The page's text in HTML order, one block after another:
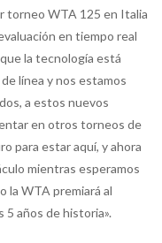
torneo WTA 125 en Italia
en tiempo real
la tecnología está
línea y nos estamos
a estos nuevos
en otros torneos de
para estar aquí, y ahora
mientras esperamos
la WTA premiará al
5 años de historia».